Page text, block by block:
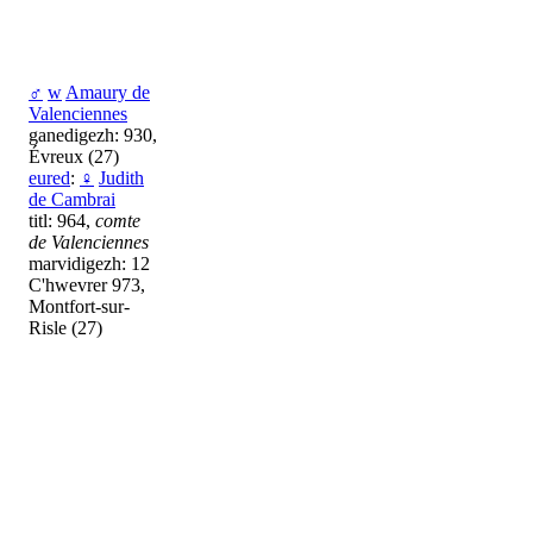
♂ w Amaury de
Valenciennes
ganedigezh: 930,
Évreux (27)
eured: ♀ Judith
de Cambrai
titl: 964, comte
de Valenciennes
marvidigezh: 12
C'hwevrer 973,
Montfort-sur-
Risle (27)